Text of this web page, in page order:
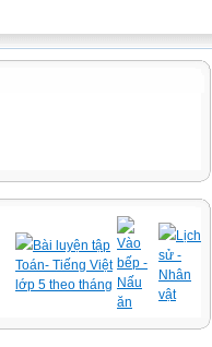
Bài luyện tập
Toán- Tiếng Việt
lớp 5 theo tháng
Vào
bếp -
Nấu
ăn
Lịch
sử -
Nhân
vật